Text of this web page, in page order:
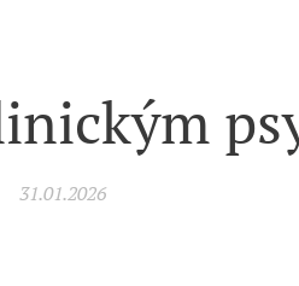
31.01.2026